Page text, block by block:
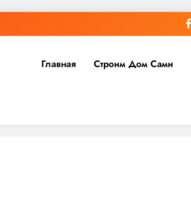
Главная Строим Дом Сами